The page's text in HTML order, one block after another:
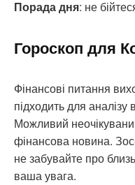
Порада дня: не
Гороскоп для
Фінансові питання
підходить для
Можливий
фінансова новина.
не забувайте про
ваша увага.